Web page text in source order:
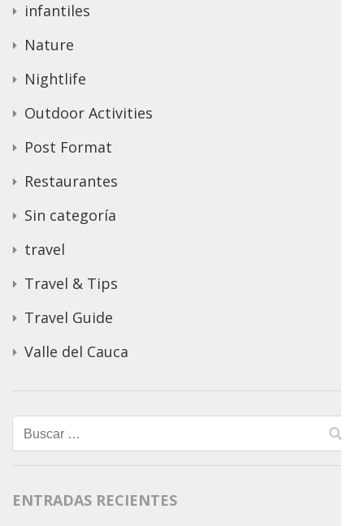
infantiles
Nature
Nightlife
Outdoor Activities
Post Format
Restaurantes
Sin categoría
travel
Travel & Tips
Travel Guide
Valle del Cauca
Buscar:
ENTRADAS RECIENTES